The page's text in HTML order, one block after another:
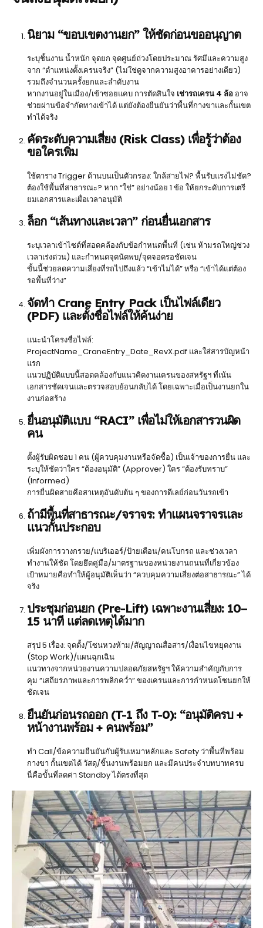
นิยาม “ขอบเขตงานยก” ให้ชัดก่อนขออนุญาต
ระบุชิ้นงาน น้ำหนัก จุดยก จุดศูนย์ถ่วงโดยประมาณ รัศมีและความสูง
จาก “ตำแหน่งตั้งเครนจริง” (ไม่ใช่ดูจากความสูงอาคารอย่างเดียว)
รวมถึงจำนวนครั้งยกและลำดับงาน
หากงานอยู่ในเมือง/เข้าซอยแคบ การตัดสินใจ เช่ารถเครน 4 ล้อ อาจ
ช่วยผ่านข้อจำกัดทางเข้าได้ แต่ยังต้องยืนยันว่าพื้นที่กางขาและกั้นเขต
ทำได้จริง
คัดระดับความเสี่ยง (Risk Class) เพื่อรู้ว่าต้อง
ขอใครเพิ่ม
ใช้ตาราง Trigger ด้านบนเป็นตัวกรอง: ใกล้สายไฟ? พื้นรับแรงไม่ชัด?
ต้องใช้พื้นที่สาธารณะ? หาก “ใช่” อย่างน้อย 1 ข้อ ให้ยกระดับการเตรี
ยมเอกสารและเผื่อเวลาอนุมัติ
ล็อก “เส้นทางและเวลา” ก่อนยื่นเอกสาร
ระบุเวลาเข้าไซต์ที่สอดคล้องกับข้อกำหนดพื้นที่ (เช่น ห้ามรถใหญ่ช่วง
เวลาเร่งด่วน) และกำหนดจุดนัดพบ/จุดจอดรอชัดเจน
ขั้นนี้ช่วยลดความเสี่ยงที่รถไปถึงแล้ว “เข้าไม่ได้” หรือ “เข้าได้แต่ต้อง
รอพื้นที่ว่าง”
จัดทำ Crane Entry Pack เป็นไฟล์เดียว
(PDF) และตั้งชื่อไฟล์ให้ค้นง่าย
แนะนำโครงชื่อไฟล์:
ProjectName_CraneEntry_Date_RevX.pdf และใส่สารบัญหน้า
แรก
แนวปฏิบัติแบบนี้สอดคล้องกับแนวคิดงานเครนของสหรัฐฯ ที่เน้น
เอกสารชัดเจนและตรวจสอบย้อนกลับได้ โดยเฉพาะเมื่อเป็นงานยกใน
งานก่อสร้าง
ยื่นอนุมัติแบบ “RACI” เพื่อไม่ให้เอกสารวนผิด
คน
ตั้งผู้รับผิดชอบ 1 คน (ผู้ควบคุมงานหรือจัดซื้อ) เป็นเจ้าของการยื่น และ
ระบุให้ชัดว่าใคร “ต้องอนุมัติ” (Approver) ใคร “ต้องรับทราบ”
(Informed)
การยื่นผิดสายคือสาเหตุอันดับต้น ๆ ของการดีเลย์ก่อนวันรถเข้า
ถ้ามีพื้นที่สาธารณะ/จราจร: ทำแผนจราจรและ
แนวกั้นประกอบ
เพิ่มผังการวางกรวย/แบริเออร์/ป้ายเตือน/คนโบกรถ และช่วงเวลา
ทำงานให้ชัด โดยยึดคู่มือ/มาตรฐานของหน่วยงานถนนที่เกี่ยวข้อง
เป้าหมายคือทำให้ผู้อนุมัติเห็นว่า “ควบคุมความเสี่ยงต่อสาธารณะ” ได้
จริง
ประชุมก่อนยก (Pre-Lift) เฉพาะงานเสี่ยง: 10–
15 นาที แต่ลดเหตุได้มาก
สรุป 5 เรื่อง: จุดตั้ง/โซนหวงห้าม/สัญญาณสื่อสาร/เงื่อนไขหยุดงาน
(Stop Work)/แผนฉุกเฉิน
แนวทางจากหน่วยงานความปลอดภัยสหรัฐฯ ให้ความสำคัญกับการ
คุม “เสถียรภาพและการพลิกคว่ำ” ของเครนและการกำหนดโซนยกให้
ชัดเจน
ยืนยันก่อนรถออก (T-1 ถึง T-0): “อนุมัติครบ +
หน้างานพร้อม + คนพร้อม”
ทำ Call/ข้อความยืนยันกับผู้รับเหมาหลักและ Safety ว่าพื้นที่พร้อม
กางขา กั้นเขตได้ วัสดุ/ชิ้นงานพร้อมยก และมีคนประจำบทบาทครบ
นี่คือขั้นที่ลดค่า Standby ได้ตรงที่สุด